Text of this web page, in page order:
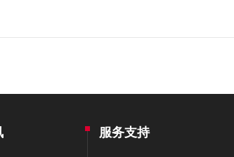
服务支持